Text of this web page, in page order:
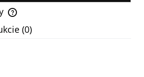
kosztów płatności
(0)